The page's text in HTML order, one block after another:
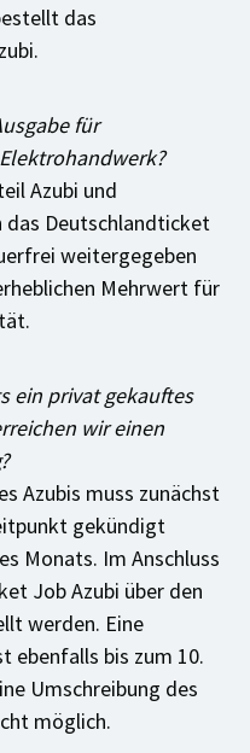
das
für
Azubi und
Deutschlandticket
weitergegeben
Mehrwert für
ein privat gekauftes
wir einen
Azubis muss zunächst
gekündigt
Monats. Im Anschluss
Job Azubi über den
werden. Eine
ebenfalls bis zum 10.
Umschreibung des
möglich.